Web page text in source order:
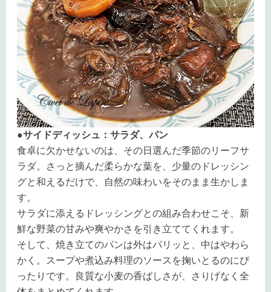
●サイドディッシュ：サラダ、パン
食卓に欠かせないのは、その日選んだ季節のリーフサ
ラダ。さっと摘んだ柔らかな葉を、少量のドレッシン
グと和えるだけで、自然の味わいをそのまま生かしま
す。
サラダに添えるドレッシングとの組み合わせこそ、新
鮮な野菜の甘みや爽やかさを引き立ててくれます。
そして、焼き立てのパンは外はパリッと、中はやわら
かく。スープや煮込み料理のソースを掬いとるのにぴ
ったりです。良質な小麦の香ばしさが、さりげなく全